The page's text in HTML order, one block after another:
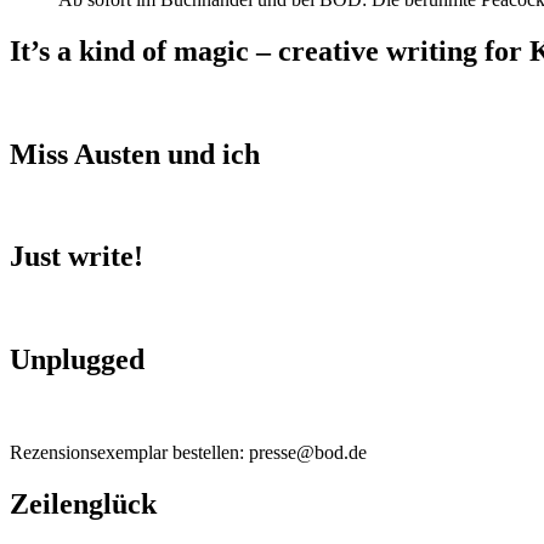
It’s a kind of magic – creative writing for
Miss Austen und ich
Just write!
Unplugged
Rezensionsexemplar bestellen: presse@bod.de
Zeilenglück